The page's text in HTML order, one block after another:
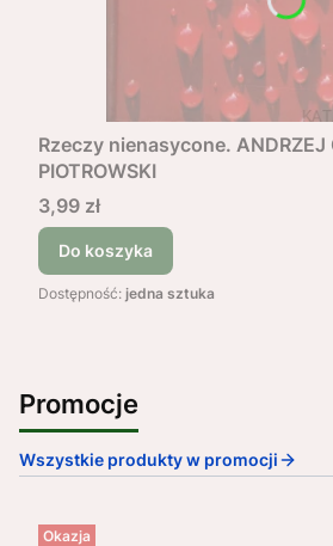
Rzeczy nienasycone. ANDRZEJ
PIOTROWSKI
Cena
3,99 zł
Do koszyka
Dostępność: jedna sztuka
Promocje
Wszystkie produkty w promocji
Okazja